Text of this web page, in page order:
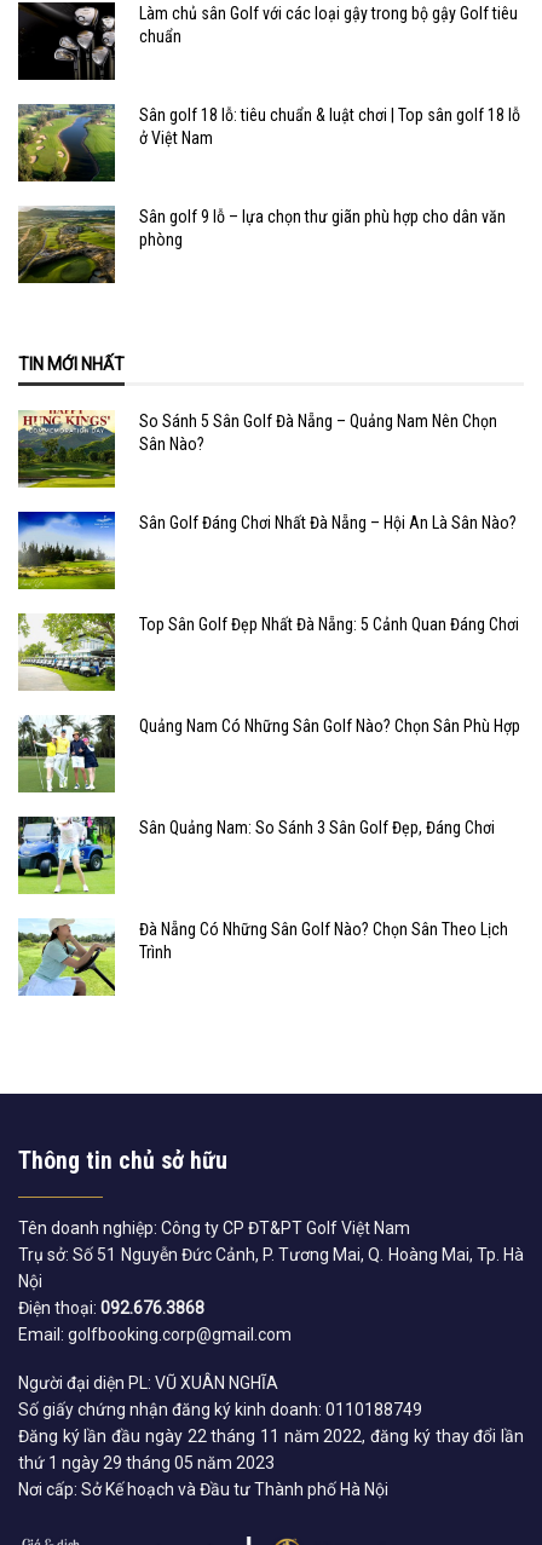
Làm chủ sân Golf với các loại gậy trong bộ gậy Golf tiêu
chuẩn
Sân golf 18 lỗ: tiêu chuẩn & luật chơi | Top sân golf 18 lỗ
ở Việt Nam
Sân golf 9 lỗ – lựa chọn thư giãn phù hợp cho dân văn
phòng
TIN MỚI NHẤT
So Sánh 5 Sân Golf Đà Nẵng – Quảng Nam Nên Chọn
Sân Nào?
Sân Golf Đáng Chơi Nhất Đà Nẵng – Hội An Là Sân Nào?
Top Sân Golf Đẹp Nhất Đà Nẵng: 5 Cảnh Quan Đáng Chơi
Quảng Nam Có Những Sân Golf Nào? Chọn Sân Phù Hợp
Sân Quảng Nam: So Sánh 3 Sân Golf Đẹp, Đáng Chơi
Đà Nẵng Có Những Sân Golf Nào? Chọn Sân Theo Lịch
Trình
Thông tin chủ sở hữu
Tên doanh nghiệp: Công ty CP ĐT&PT Golf Việt Nam
Trụ sở: Số 51 Nguyễn Đức Cảnh, P. Tương Mai, Q. Hoàng Mai, Tp. Hà
Nội
Điện thoại: 092.676.3868
Email: golfbooking.corp@gmail.com
Người đại diện PL: VŨ XUÂN NGHĨA
Số giấy chứng nhận đăng ký kinh doanh: 0110188749
Đăng ký lần đầu ngày 22 tháng 11 năm 2022, đăng ký thay đổi lần
thứ 1 ngày 29 tháng 05 năm 2023
Nơi cấp: Sở Kế hoạch và Đầu tư Thành phố Hà Nội